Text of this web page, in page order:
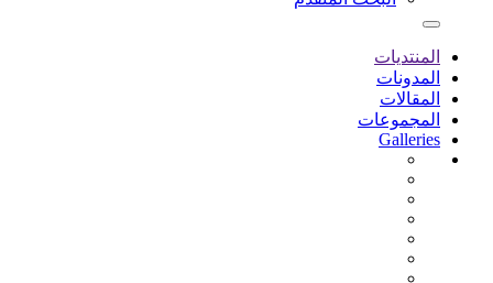
المنتديات
المدونات
المقالات
المجموعات
Galleries